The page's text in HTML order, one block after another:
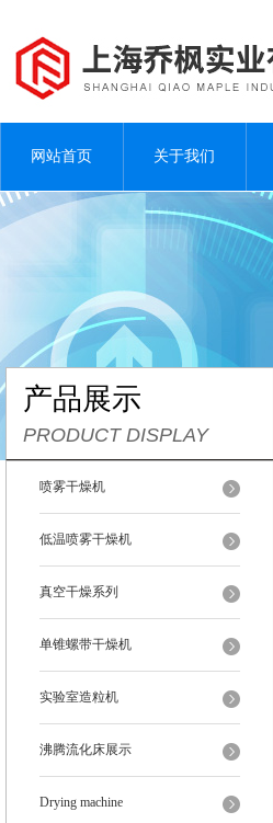
网站首页 关于我们
产品展示
PRODUCT DISPLAY
喷雾干燥机
低温喷雾干燥机
真空干燥系列
单锥螺带干燥机
实验室造粒机
沸腾流化床展示
Drying machine